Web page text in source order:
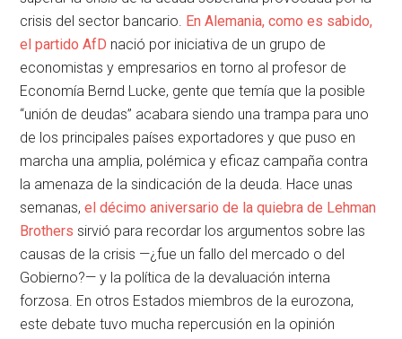
crisis del sector bancario. En Alemania, como es sabido,
el partido AfD nació por iniciativa de un grupo de
economistas y empresarios en torno al profesor de
Economía Bernd Lucke, gente que temía que la posible
“unión de deudas” acabara siendo una trampa para uno
de los principales países exportadores y que puso en
marcha una amplia, polémica y eficaz campaña contra
la amenaza de la sindicación de la deuda. Hace unas
semanas,el décimo aniversario de la quiebra de Lehman
Brothers sirvió para recordar los argumentos sobre las
causas de la crisis —¿fue un fallo del mercado o del
Gobierno?— y la política de la devaluación interna
forzosa. En otros Estados miembros de la eurozona,
este debate tuvo mucha repercusión en la opinión